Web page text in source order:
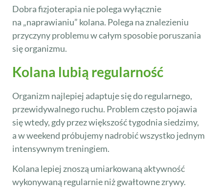
Dobra fizjoterapia nie polega wyłącznie
na „naprawianiu” kolana. Polega na znalezieniu
przyczyny problemu w całym sposobie poruszania
się organizmu.
Kolana lubią regularność
Organizm najlepiej adaptuje się do regularnego,
przewidywalnego ruchu. Problem często pojawia
się wtedy, gdy przez większość tygodnia siedzimy,
a w weekend próbujemy nadrobić wszystko jednym
intensywnym treningiem.
Kolana lepiej znoszą umiarkowaną aktywność
wykonywaną regularnie niż gwałtowne zrywy.